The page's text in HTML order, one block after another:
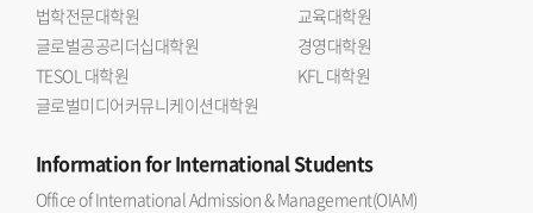
법학전문대학원
교육대학원
글로벌공공리더십대학원
경영대학원
TESOL 대학원
KFL 대학원
글로벌미디어커뮤니케이션대학원
Informationfor International Students
Office of International Admission & Management(OIAM)